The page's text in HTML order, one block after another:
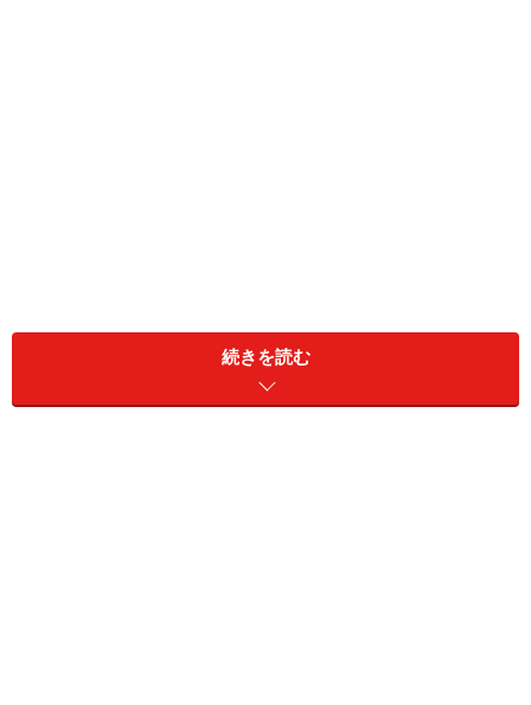
2023年3月期の配当は年32円配当で、2期連続の増配とす
る方針です。配当利回りは4％台半ばと高水準です。ち
なみに三菱UFJ銀行の1年物のスーパー定期の金利は
続きを読む